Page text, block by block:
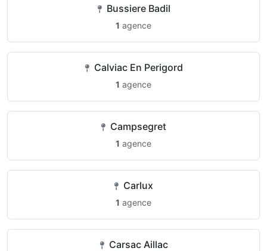
Bussiere Badil
1 agence
Calviac En Perigord
1 agence
Campsegret
1 agence
Carlux
1 agence
Carsac Aillac